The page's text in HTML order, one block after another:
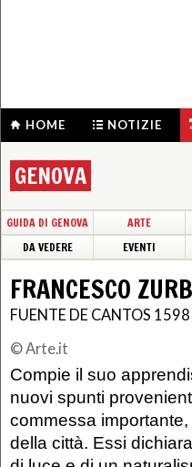
HOME NOTIZIE
GENOVA
GUIDA DI GENOVA ARTE
DA VEDERE
EVENTI
FRANCESCO
FUENTE DE CANTOS
© Arte.it
Compie il suo
nuovi spunti
commessa
della città. Essi